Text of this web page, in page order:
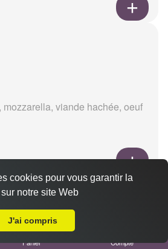
mozzarella, viande hachée, oeuf
Panier Compte
cookies pour vous garantir la
notre site Web
J'ai compris